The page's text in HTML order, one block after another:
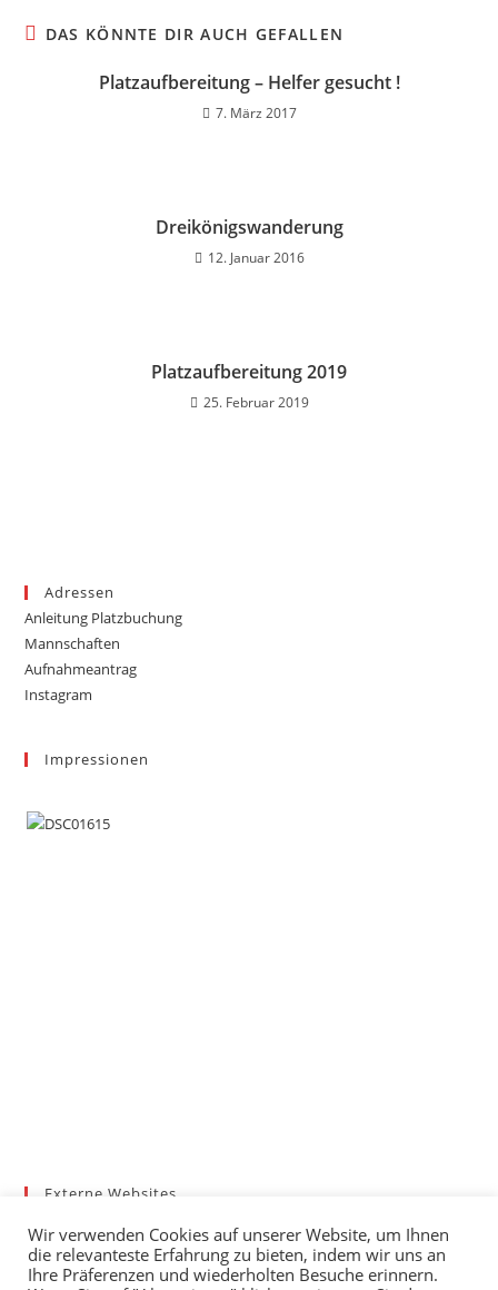
DAS KÖNNTE DIR AUCH GEFALLEN
Platzaufbereitung – Helfer gesucht !
7. März 2017
Dreikönigswanderung
12. Januar 2016
Platzaufbereitung 2019
25. Februar 2019
Adressen
Anleitung Platzbuchung
Mannschaften
Aufnahmeantrag
Instagram
Impressionen
Externe Websites
Gemeinde March
Wetter
Wir verwenden Cookies auf unserer Website, um Ihnen
die relevanteste Erfahrung zu bieten, indem wir uns an
Ihre Präferenzen und wiederholten Besuche erinnern.